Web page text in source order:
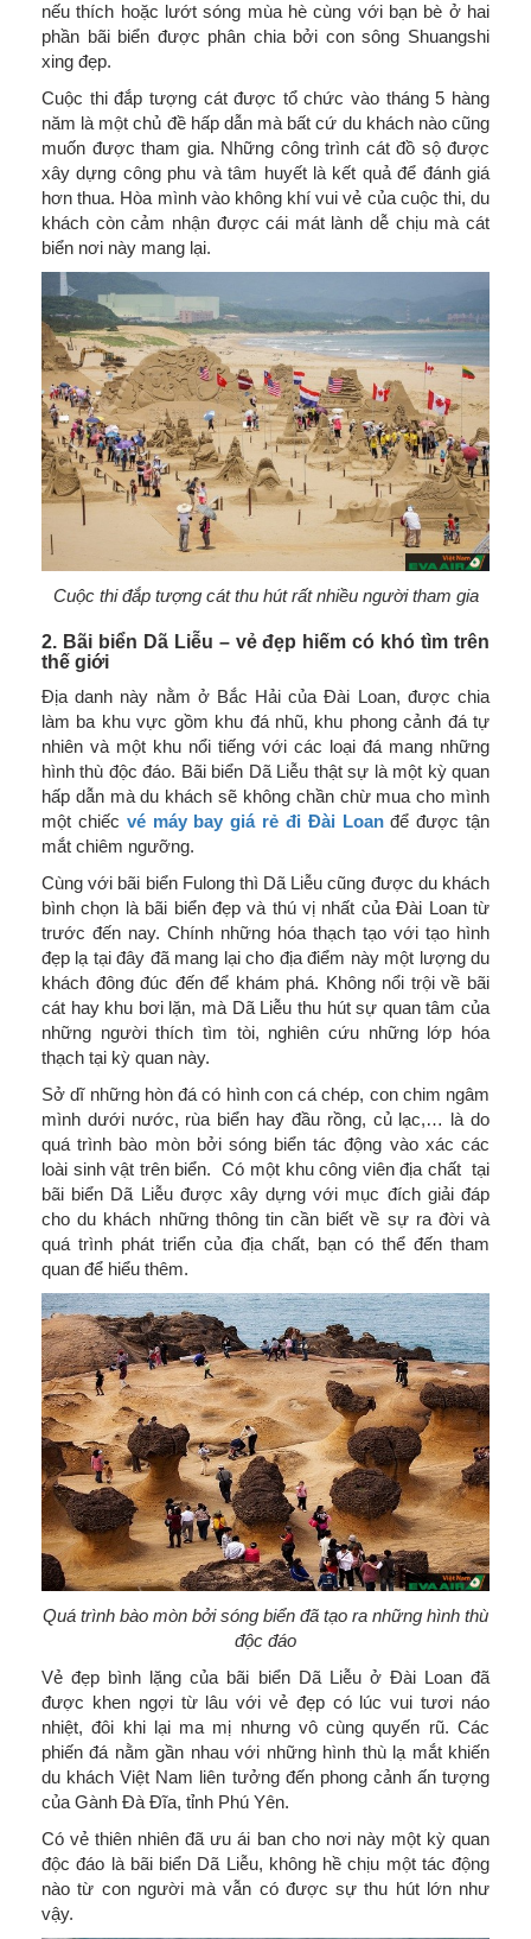
nếu thích hoặc lướt sóng mùa hè cùng với bạn bè ở hai
phần bãi biển được phân chia bởi con sông Shuangshi
xing đẹp.
Cuộc thi đắp tượng cát được tổ chức vào tháng 5 hàng
năm là một chủ đề hấp dẫn mà bất cứ du khách nào cũng
muốn được tham gia. Những công trình cát đồ sộ được
xây dựng công phu và tâm huyết là kết quả để đánh giá
hơn thua. Hòa mình vào không khí vui vẻ của cuộc thi, du
khách còn cảm nhận được cái mát lành dễ chịu mà cát
biển nơi này mang lại.
Cuộc thi đắp tượng cát thu hút rất nhiều người tham gia
2. Bãi biển Dã Liễu – vẻ đẹp hiếm có khó tìm trên
thế giới
Địa danh này nằm ở Bắc Hải của Đài Loan, được chia
làm ba khu vực gồm khu đá nhũ, khu phong cảnh đá tự
nhiên và một khu nổi tiếng với các loại đá mang những
hình thù độc đáo. Bãi biển Dã Liễu thật sự là một kỳ quan
hấp dẫn mà du khách sẽ không chần chừ mua cho mình
một chiếc vé máy bay giá rẻ đi Đài Loanđể được tận
mắt chiêm ngưỡng.
Cùng với bãi biển Fulong thì Dã Liễu cũng được du khách
bình chọn là bãi biển đẹp và thú vị nhất của Đài Loan từ
trước đến nay. Chính những hóa thạch tạo với tạo hình
đẹp lạ tại đây đã mang lại cho địa điểm này một lượng du
khách đông đúc đến để khám phá. Không nổi trội về bãi
cát hay khu bơi lặn, mà Dã Liễu thu hút sự quan tâm của
những người thích tìm tòi, nghiên cứu những lớp hóa
thạch tại kỳ quan này.
Sở dĩ những hòn đá có hình con cá chép, con chim ngâm
mình dưới nước, rùa biển hay đầu rồng, củ lạc,… là do
quá trình bào mòn bởi sóng biển tác động vào xác các
loài sinh vật trên biển. Có một khu công viên địa chất tại
bãi biển Dã Liễu được xây dựng với mục đích giải đáp
cho du khách những thông tin cần biết về sự ra đời và
quá trình phát triển của địa chất, bạn có thể đến tham
quan để hiểu thêm.
Quá trình bào mòn bởi sóng biển đã tạo ra những hình thù
độc đáo
Vẻ đẹp bình lặng của bãi biển Dã Liễu ở Đài Loan đã
được khen ngợi từ lâu với vẻ đẹp có lúc vui tươi náo
nhiệt, đôi khi lại ma mị nhưng vô cùng quyến rũ. Các
phiến đá nằm gần nhau với những hình thù lạ mắt khiến
du khách Việt Nam liên tưởng đến phong cảnh ấn tượng
của Gành Đà Đĩa, tỉnh Phú Yên.
Có vẻ thiên nhiên đã ưu ái ban cho nơi này một kỳ quan
độc đáo là bãi biển Dã Liễu, không hề chịu một tác động
nào từ con người mà vẫn có được sự thu hút lớn như
vậy.